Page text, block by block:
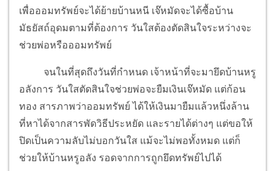
เพื่อออมทรัพย์จะได้ย้ายบ้านหนี เจ๊หมัดจะได้ซื้อบ้าน
มัธยัสถ์อุดมตามที่ต้องการ วันใสต้องตัดสินใจระหว่างจะ
ช่วยพ่อหรือออมทรัพย์
จนในที่สุดถึงวันที่กำหนด เจ้าหน้าที่จะมายึดบ้านหรู
อลังการ วันใสตัดสินใจช่วยพ่อจะยืมเงินเจ๊หมัด แต่ก้อน
ทอง สารภาพว่าออมทรัพย์ ได้ให้เงินมายืมแล้วหนึ่งล้าน
ที่หาได้จากสารพัดวิธีประหยัด และรายได้ต่างๆ แต่ขอให้
ปิดเป็นความลับไม่บอกวันใส แม้จะไม่พอทั้งหมด แต่ก็
ช่วยให้บ้านหรูอลัง รอดจากการถูกยึดทรัพย์ไปได้